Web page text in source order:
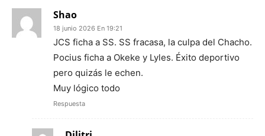
Shao
18 junio 2026 En 19:21
JCS ficha a SS. SS fracasa, la culpa del Chacho.
Pocius ficha a Okeke y Lyles. Éxito deportivo
pero quizás le echen.
Muy lógico todo
Respuesta